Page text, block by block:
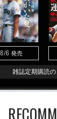
8/6 発売
雑誌定期購読